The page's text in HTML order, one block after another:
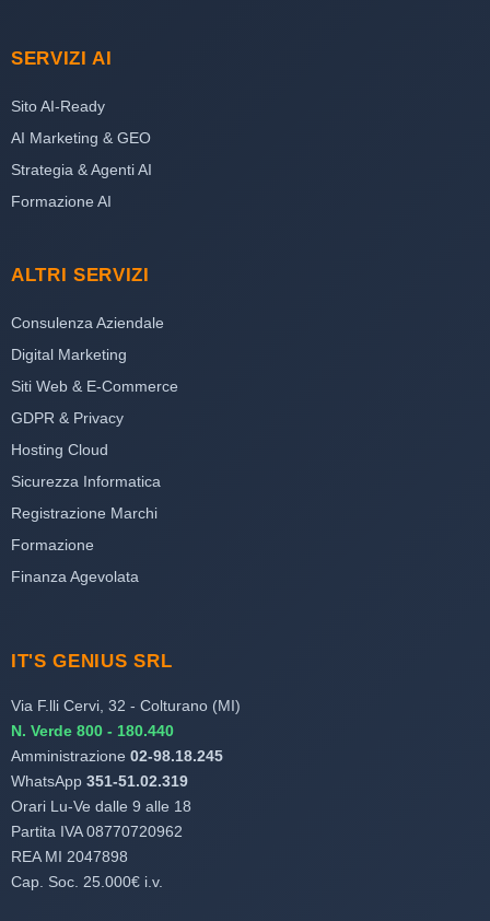
SERVIZI AI
Sito AI-Ready
AI Marketing & GEO
Strategia & Agenti AI
Formazione AI
ALTRI SERVIZI
Consulenza Aziendale
Digital Marketing
Siti Web & E-Commerce
GDPR & Privacy
Hosting Cloud
Sicurezza Informatica
Registrazione Marchi
Formazione
Finanza Agevolata
IT'S GENIUS SRL
Via F.lli Cervi, 32 - Colturano (MI)
N. Verde 800 - 180.440
Amministrazione 02-98.18.245
WhatsApp 351-51.02.319
Orari Lu-Ve dalle 9 alle 18
Partita IVA 08770720962
REA MI 2047898
Cap. Soc. 25.000€ i.v.